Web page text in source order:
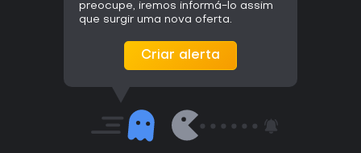
preocupe, iremos informá-lo assim
que surgir uma nova oferta.
Criar alerta